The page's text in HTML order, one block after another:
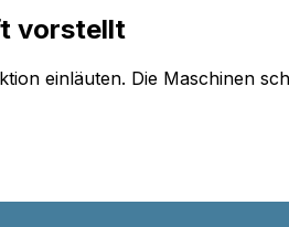
vorstellt
einläuten. Die Maschinen